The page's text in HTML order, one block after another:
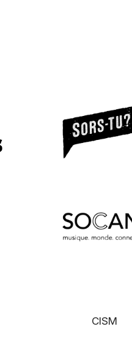
CISM